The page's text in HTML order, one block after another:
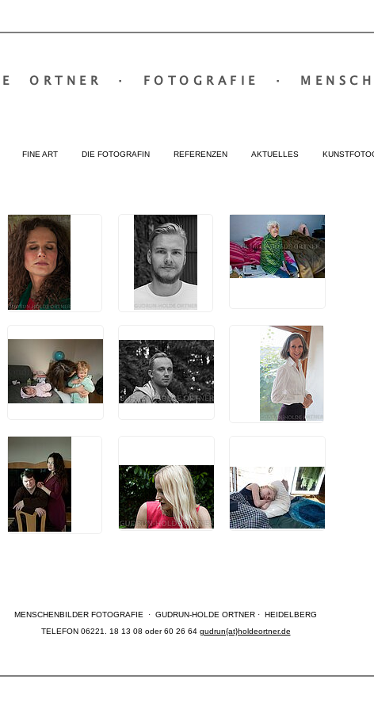
ORTNER · FOTOGRAFIE ·
FINE ART DIE FOTOGRAFIN REFERENZEN AKTUELLES
MENSCHENBILDER FOTOGRAFIE · GUDRUN-HOLDE ORTNER · HEIDELBERG
TELEFON 06221. 18 13 08 oder 60 26 64 gudrun{at}holdeortner.de